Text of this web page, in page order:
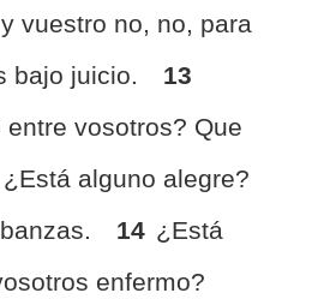
vuestro no, no, para
bajo juicio.
13
vosotros? Que
alguno alegre?
14 ¿Está
enfermo?